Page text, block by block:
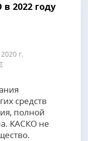
2022 году
г.
средств
полной
КАСКО не